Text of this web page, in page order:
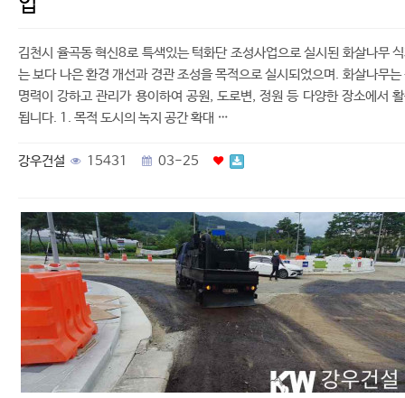
업
김천시 율곡동 혁신8로 특색있는 턱화단 조성사업으로 실시된 화살나무
는 보다 나은 환경 개선과 경관 조성을 목적으로 실시되었으며. 화살나무는
명력이 강하고 관리가 용이하여 공원, 도로변, 정원 등 다양한 장소에서
됩니다. 1. 목적 도시의 녹지 공간 확대 …
강우건설 15431 03-25